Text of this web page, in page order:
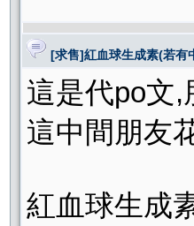
[求售]紅血球生成素(若有
這是代po文,
這中間朋友
紅血球生成